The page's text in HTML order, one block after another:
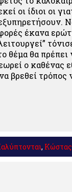
οι ίδιοι οι
έκανα
θέμα θα
ο
βρεθεί τρόπος
,